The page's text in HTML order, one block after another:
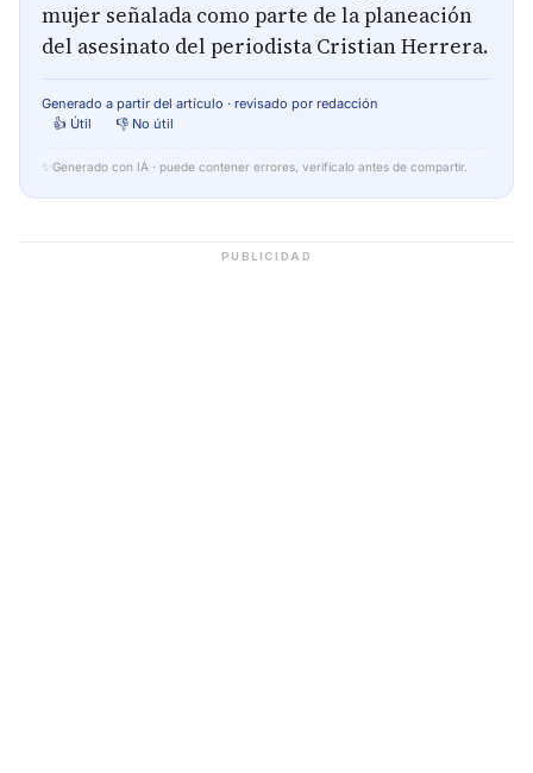
mujer señalada como parte de la planeación
del asesinato del periodista Cristian Herrera.
Generado a partir del artículo · revisado por redacción
👍 Útil
👎 No útil
✨ Generado con IA · puede contener errores, verifícalo antes de compartir.
PUBLICIDAD